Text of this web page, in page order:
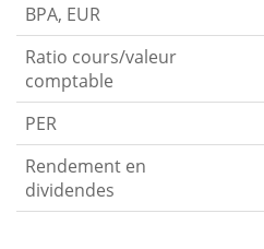
BPA, EUR
Ratio cours/valeur
comptable
PER
Rendement en
dividendes